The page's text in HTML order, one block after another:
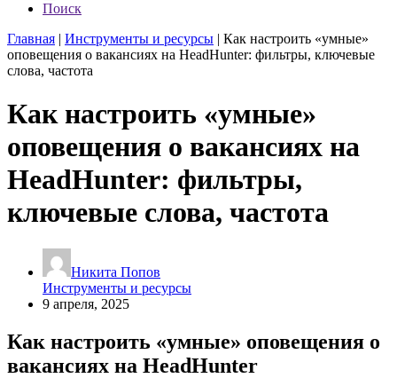
Поиск
Главная | Инструменты и ресурсы | Как настроить «умные»
оповещения о вакансиях на HeadHunter: фильтры, ключевые
слова, частота
Как настроить «умные»
оповещения о вакансиях на
HeadHunter: фильтры,
ключевые слова, частота
Никита Попов
Инструменты и ресурсы
9 апреля, 2025
Как настроить «умные» оповещения о
вакансиях на HeadHunter